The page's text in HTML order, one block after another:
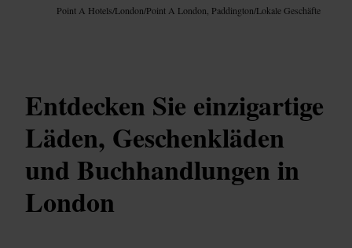
Point A Hotels/London/Point A London, Paddington/Lokale Geschäfte
Entdecken Sie einzigartige
Läden, Geschenkläden
und Buchhandlungen in
London